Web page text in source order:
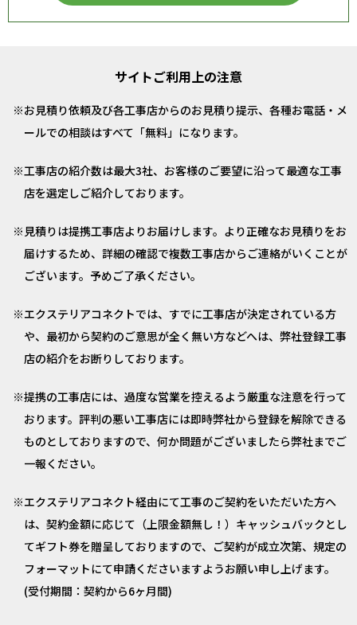
サイトご利用上の注意
お見積り依頼及び各工事店からのお見積り提示、各種お電話・メ
ールでの相談はすべて「無料」になります。
工事店の紹介数は最大3社、お客様のご要望に沿って最適な工事
店を選定しご紹介しております。
見積りは提携工事店よりお届けします。より正確なお見積りをお
届けするため、詳細の確認で複数工事店からご連絡がいくことが
ございます。予めご了承ください。
エクステリアコネクトでは、すでに工事店が決定されている方
や、最初から契約のご意思が全く無い方などへは、弊社登録工事
店の紹介をお断りしております。
提携の工事店には、過度な営業を控えるよう厳重な注意を行って
おります。評判の悪い工事店には即時弊社から登録を解除できる
ものとしておりますので、何か問題がございましたら弊社までご
一報ください。
エクステリアコネクト経由にて工事のご契約をいただいた方へ
は、契約金額に応じて（上限金額無し！）キャッシュバックとし
てギフト券を贈呈しておりますので、ご契約が成立次第、規定の
フォーマットにて申請くださいますようお願い申し上げます。
(受付期間：契約から6ヶ月間)